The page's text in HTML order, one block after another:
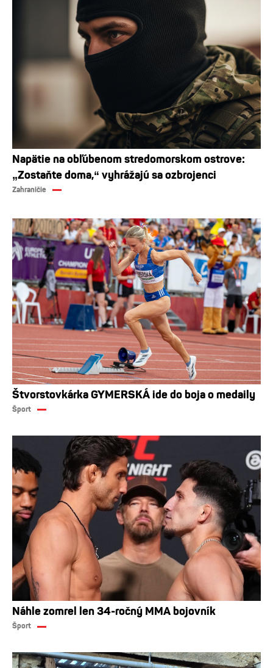
Napätie na obľúbenom stredomorskom ostrove:
„Zostaňte doma,“ vyhrážajú sa ozbrojenci
Zahraničie
Štvorstovkárka GYMERSKÁ ide do boja o medaily
Šport
Náhle zomrel len 34-ročný MMA bojovník
Šport